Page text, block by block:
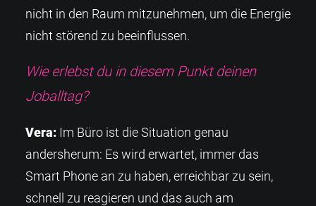
nicht in den Raum mitzunehmen, um die Energie
nicht störend zu beeinflussen.
Wie erlebst du in diesem Punkt deinen
Joballtag?
Vera: Im Büro ist die Situation genau
andersherum: Es wird erwartet, immer das
Smart Phone an zu haben, erreichbar zu sein,
schnell zu reagieren und das auch am